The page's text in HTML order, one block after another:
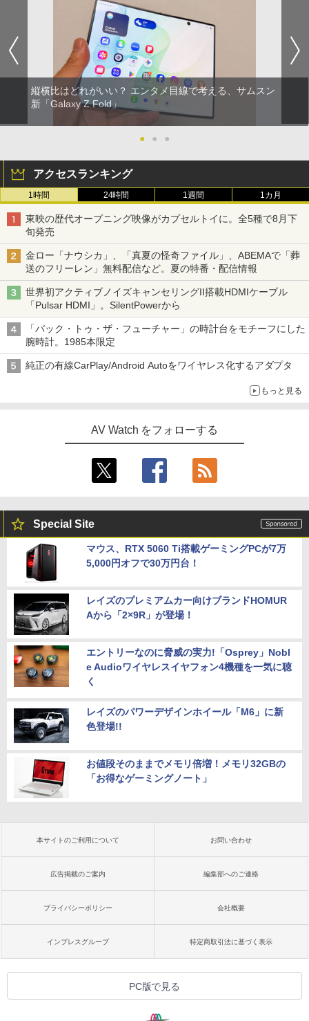
縦横比はどれがいい？ エンタメ目線で考える、サムスン
新「Galaxy Z Fold」
● ● ●
アクセスランキング
1時間 24時間 1週間 1カ月
東映の歴代オープニング映像がカプセルトイに。全5種で8月下
旬発売
金ロー「ナウシカ」、「真夏の怪奇ファイル」、ABEMAで「葬
送のフリーレン」無料配信など。夏の特番・配信情報
世界初アクティブノイズキャンセリングII搭載HDMIケーブル
「Pulsar HDMI」。SilentPowerから
「バック・トゥ・ザ・フューチャー」の時計台をモチーフにした
腕時計。1985本限定
純正の有線CarPlay/Android Autoをワイヤレス化するアダプタ
もっと見る
AV Watch をフォローする
Special Site
マウス、RTX 5060 Ti搭載ゲーミングPCが7万
5,000円オフで30万円台！
レイズのプレミアムカー向けブランドHOMUR
Aから「2×9R」が登場！
エントリーなのに脅威の実力!「Osprey」Nobl
e Audioワイヤレスイヤフォン4機種を一気に聴
く
レイズのパワーデザインホイール「M6」に新
色登場!!
お値段そのままでメモリ倍増！メモリ32GBの
「お得なゲーミングノート」
本サイトのご利用について お問い合わせ
広告掲載のご案内 編集部へのご連絡
プライバシーポリシー 会社概要
インプレスグループ 特定商取引法に基づく表示
PC版で見る